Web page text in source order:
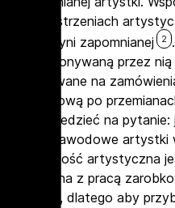
w przestrzeniach
twórczyni zapomnianej
2
na wykonywaną przez
realizowane na
zawodową po
odpowiedzieć na
życie zawodowe artystki
Twórczość artystyczna
związana z pracą
rodziny, dlatego aby